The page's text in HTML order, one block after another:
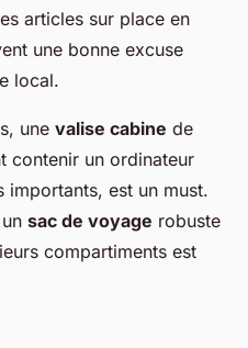
articles sur place en
une bonne excuse
local.
une valise cabine de
contenir un ordinateur
importants, est un must.
sac de voyage robuste
compartiments est